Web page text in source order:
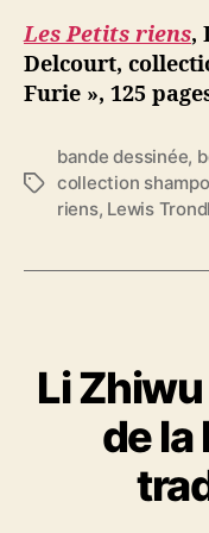
Les Petits riens,
Delcourt,
Furie », 125
É
bande dessinée,
collection
riens, Lewis
Li Zhiwu
de la